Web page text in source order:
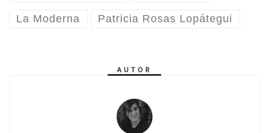
La Moderna Patricia Rosas Lopátegui
AUTOR